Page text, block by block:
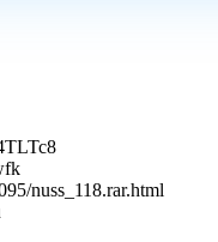
nuss_118.rar.html